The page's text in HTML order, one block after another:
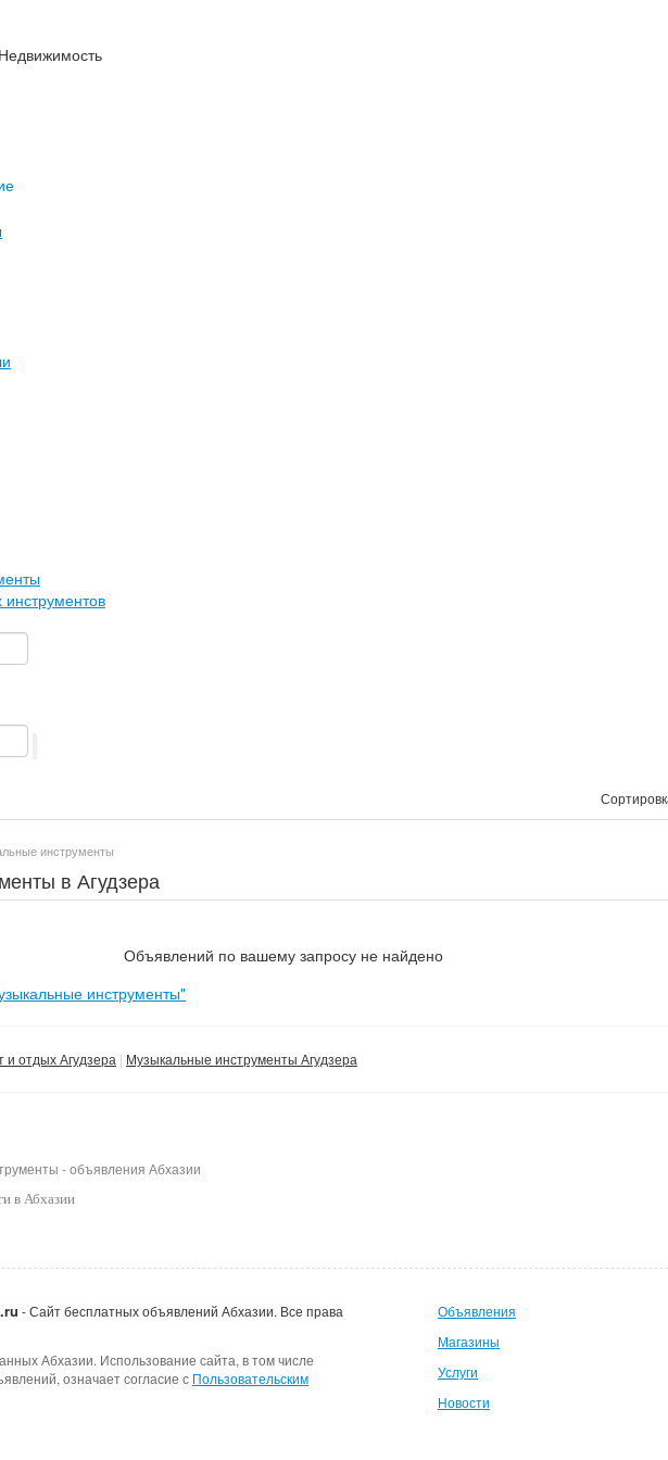
инструменты
в Агудзера
Объявлений по вашему запросу не найдено
инструменты"
и отдых Агудзера Музыкальные инструменты Агудзера
- объявления Абхазии
в Абхазии
- Сайт бесплатных объявлений Абхазии. Все права
Абхазии. Использование сайта, в том числе
означает согласие с Пользовательским
Объявления
Магазины
Услуги
Новости